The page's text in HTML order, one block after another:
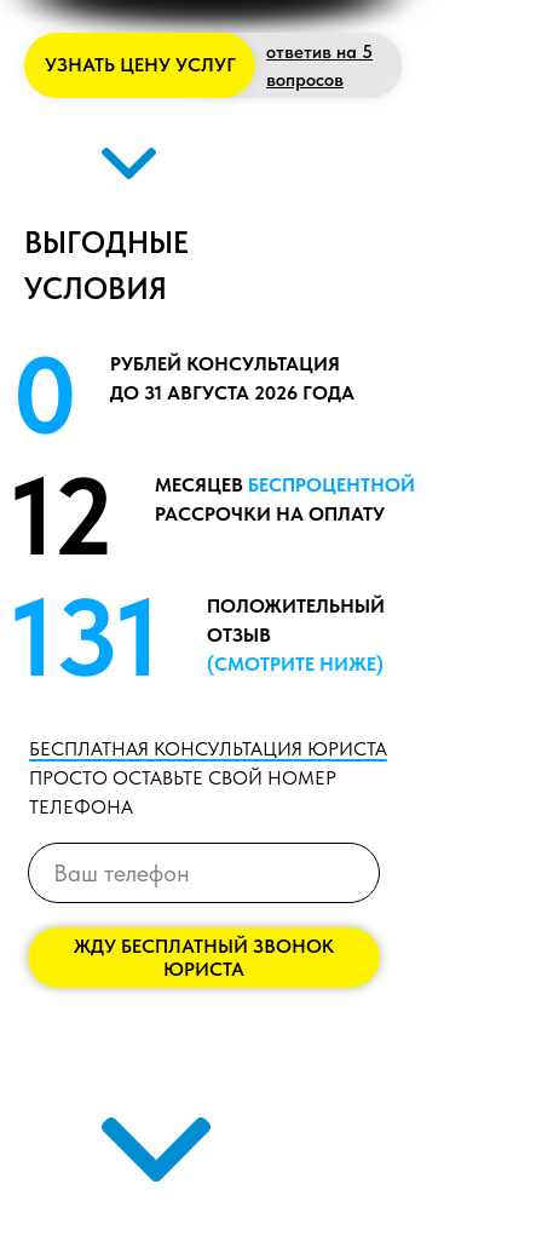
ВЫГОДНЫЕ
УСЛОВИЯ
УЗНАТЬ ЦЕНУ УСЛУГ
ответив на 5
вопросов
ПОЛОЖИТЕЛЬНЫЙ
ОТЗЫВ
(СМОТРИТЕ НИЖЕ)
МЕСЯЦЕВ БЕСПРОЦЕНТНОЙ
РАССРОЧКИ НА ОПЛАТУ
РУБЛЕЙ КОНСУЛЬТАЦИЯ
ДО 31 АВГУСТА 2026 ГОДА
0
12
131
БЕСПЛАТНАЯ КОНСУЛЬТАЦИЯ ЮРИСТА
ПРОСТО ОСТАВЬТЕ СВОЙ НОМЕР
ТЕЛЕФОНА
ЖДУ БЕСПЛАТНЫЙ ЗВОНОК
ЮРИСТА